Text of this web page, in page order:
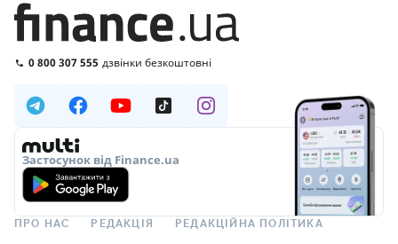
0 800 307 555 дзвінки безкоштовні
Застосунок від Finance.ua
ПРО НАС РЕДАКЦІЯ РЕДАКЦІЙНА ПОЛІТИКА